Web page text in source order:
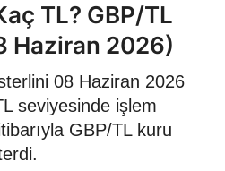
TL? GBP/TL
Haziran 2026)
08 Haziran 2026
seviyesinde işlem
GBP/TL kuru